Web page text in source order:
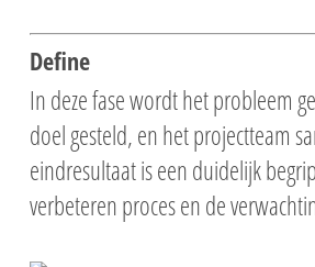
Define
In deze fase wordt het probleem
doel gesteld, en het projectteam
eindresultaat is een duidelijk
verbeteren proces en de